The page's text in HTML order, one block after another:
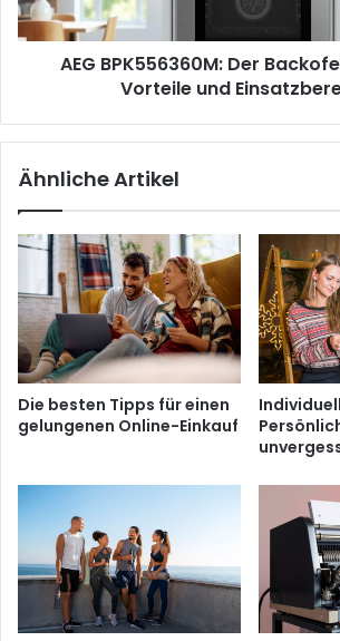
Vorteile
und
Einsatzbereiche
AEG BPK556360M: Der
Vorteile und
Ähnliche Artikel
Die besten Tipps für einen
gelungenen Online-Einkauf